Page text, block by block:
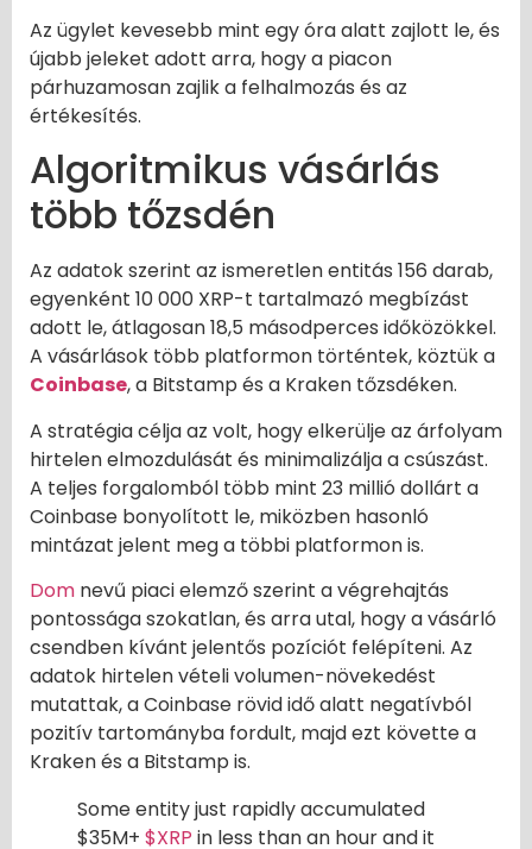
Az ügylet kevesebb mint egy óra alatt zajlott le, és
újabb jeleket adott arra, hogy a piacon
párhuzamosan zajlik a felhalmozás és az
értékesítés.
Algoritmikus vásárlás
több tőzsdén
Az adatok szerint az ismeretlen entitás 156 darab,
egyenként 10 000 XRP-t tartalmazó megbízást
adott le, átlagosan 18,5 másodperces időközökkel.
A vásárlások több platformon történtek, köztük a
Coinbase, a Bitstamp és a Kraken tőzsdéken.
A stratégia célja az volt, hogy elkerülje az árfolyam
hirtelen elmozdulását és minimalizálja a csúszást.
A teljes forgalomból több mint 23 millió dollárt a
Coinbase bonyolított le, miközben hasonló
mintázat jelent meg a többi platformon is.
Dom nevű piaci elemző szerint a végrehajtás
pontossága szokatlan, és arra utal, hogy a vásárló
csendben kívánt jelentős pozíciót felépíteni. Az
adatok hirtelen vételi volumen-növekedést
mutattak, a Coinbase rövid idő alatt negatívból
pozitív tartományba fordult, majd ezt követte a
Kraken és a Bitstamp is.
Some entity just rapidly accumulated
$35M+ $XRP in less than an hour and it